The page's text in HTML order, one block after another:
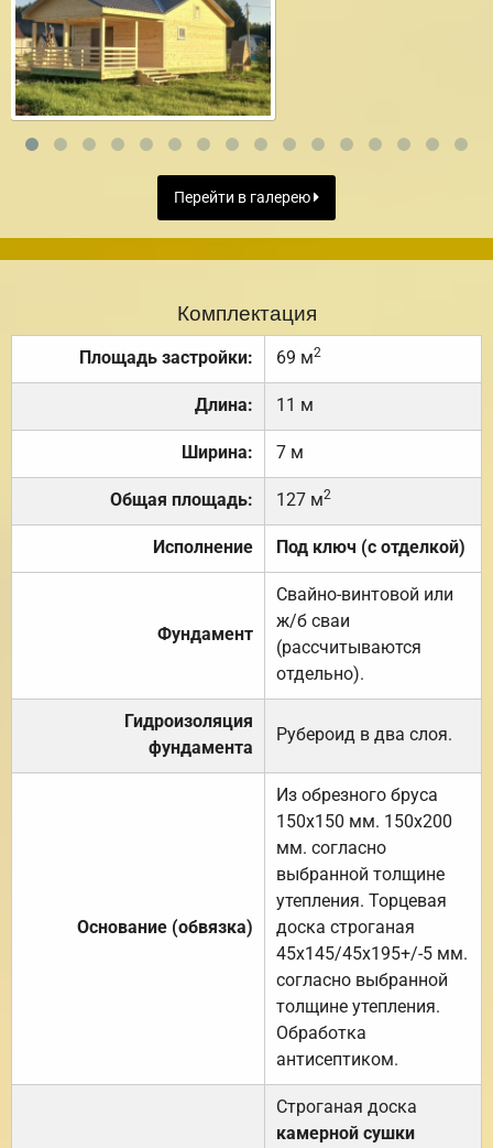
Перейти в галерею
Комплектация
Площадь застройки: 69 м2
Длина: 11 м
Ширина: 7 м
Общая площадь: 127 м2
Исполнение Под ключ (с отделкой)
Фундамент
Свайно-винтовой или
ж/б сваи
(рассчитываются
отдельно).
Гидроизоляция
фундамента
Рубероид в два слоя.
Основание (обвязка)
Из обрезного бруса
150х150 мм. 150х200
мм. согласно
выбранной толщине
утепления. Торцевая
доска строганая
45х145/45х195+/-5 мм.
согласно выбранной
толщине утепления.
Обработка
антисептиком.
Строганая доска
камерной сушки